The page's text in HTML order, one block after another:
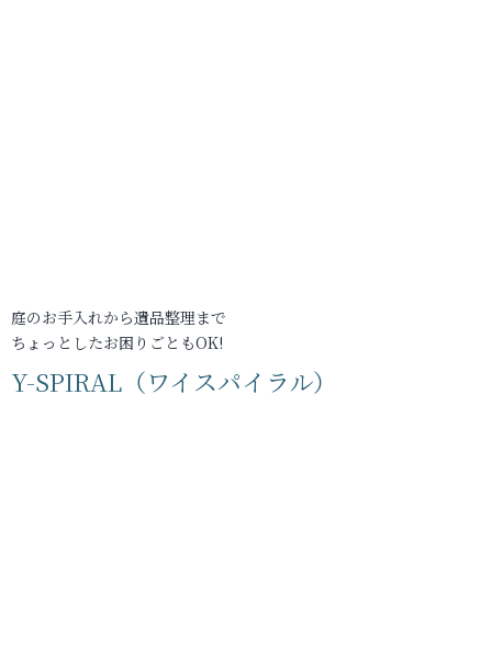
庭のお手入れから遺品整理まで
ちょっとしたお困りごともOK!
Y-SPIRAL（ワイスパイラル）